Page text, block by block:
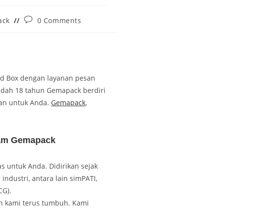
0 Comments
Box dengan layanan pesan
18 tahun Gemapack berdiri
untuk Anda. Gemapack,
Gemapack
untuk Anda. Didirikan sejak
antara lain simPATI,
kami terus tumbuh. Kami